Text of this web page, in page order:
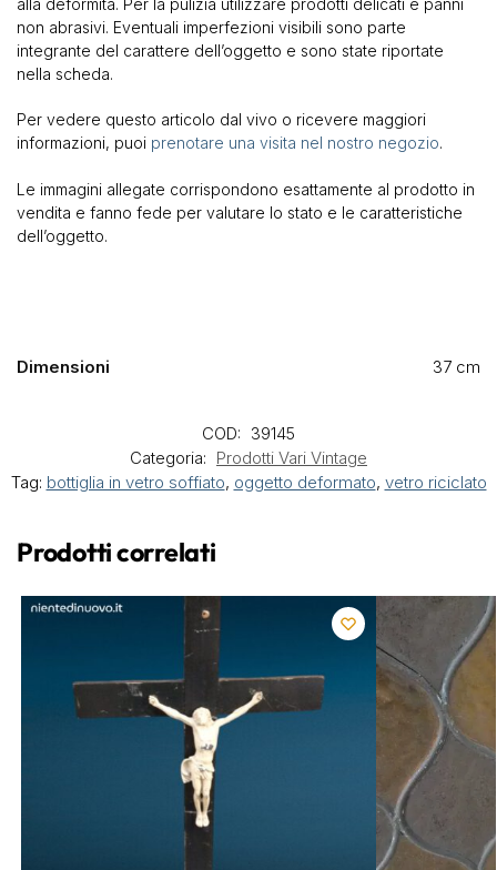
non abrasivi. Eventuali imperfezioni visibili sono parte
integrante del carattere dell’oggetto e sono state riportate
nella scheda.
Per vedere questo articolo dal vivo o ricevere maggiori
informazioni, puoi prenotare una visita nel nostro negozio.
Le immagini allegate corrispondono esattamente al prodotto in
vendita e fanno fede per valutare lo stato e le caratteristiche
dell’oggetto.
Dimensioni 37 cm
COD: 39145
Categoria: Prodotti Vari Vintage
Tag: bottiglia in vetro soffiato, oggetto deformato, vetro riciclato
Prodotti correlati